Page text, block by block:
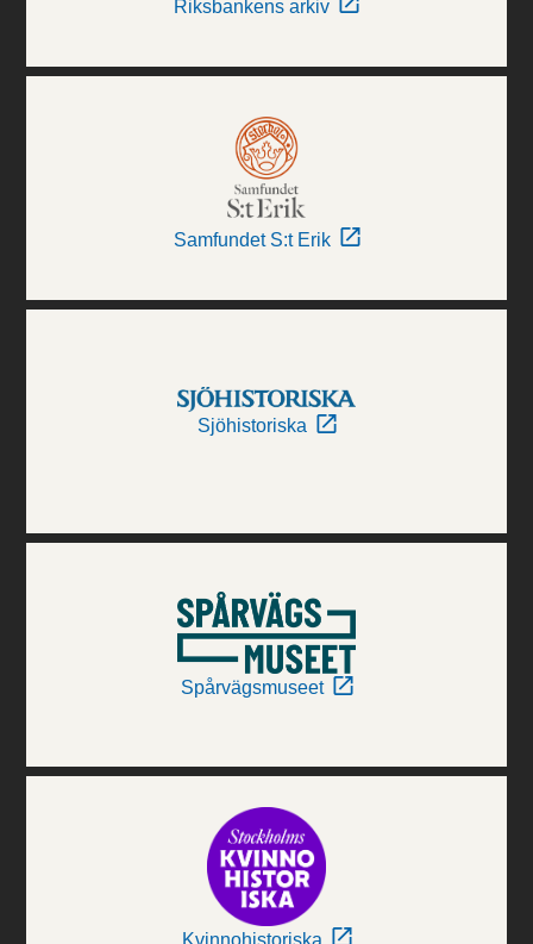
Riksbankens arkiv
Samfundet S:t Erik
Sjöhistoriska
Spårvägsmuseet
Kvinnohistoriska